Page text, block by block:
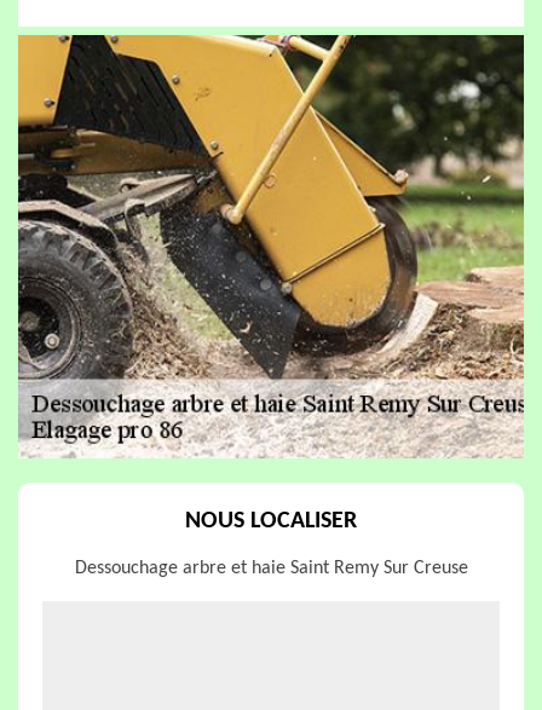
NOUS LOCALISER
Dessouchage arbre et haie Saint Remy Sur Creuse